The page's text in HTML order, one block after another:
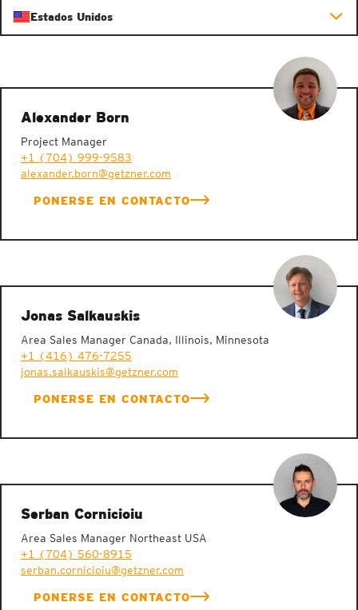
Estados Unidos
Alexander Born
Project Manager
+1 (704) 999-9583
alexander.born@getzner.com
PONERSE EN CONTACTO
Jonas Salkauskis
Area Sales Manager Canada, Illinois, Minnesota
+1 (416) 476-7255
jonas.salkauskis@getzner.com
PONERSE EN CONTACTO
Serban Cornicioiu
Area Sales Manager Northeast USA
+1 (704) 560-8915
serban.cornicioiu@getzner.com
PONERSE EN CONTACTO